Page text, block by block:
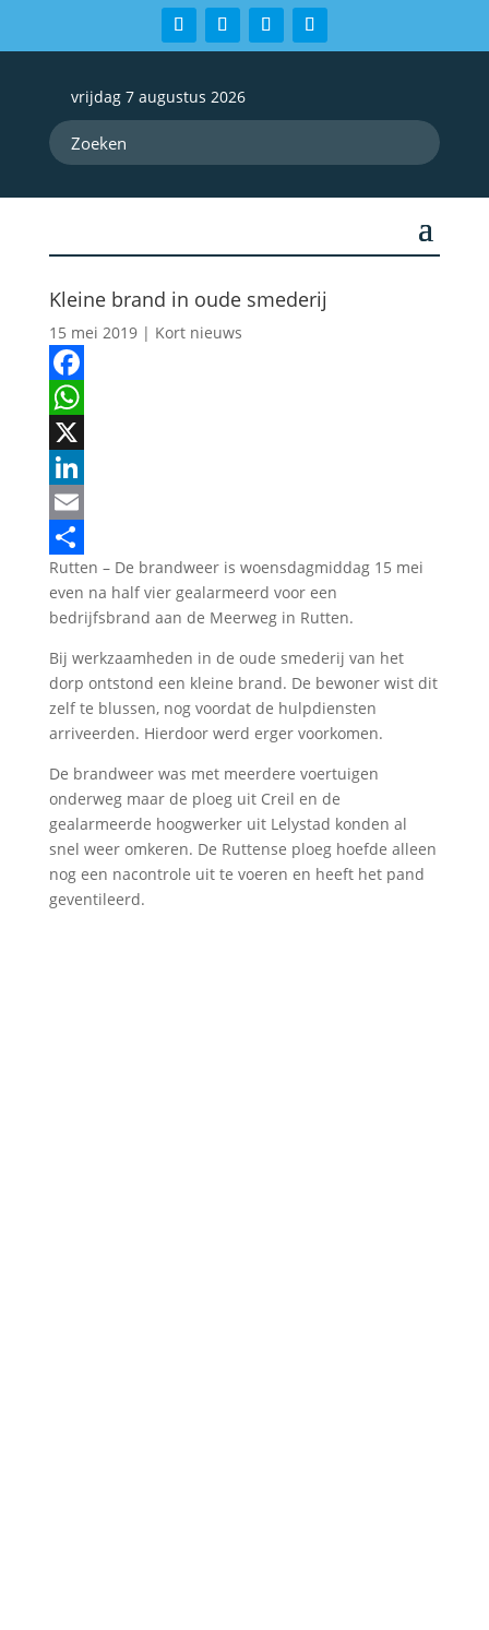
vrijdag 7 augustus 2026
Kleine brand in oude smederij
15 mei 2019| Kort nieuws
Facebook
WhatsApp
X
LinkedIn
Email
Delen
Rutten – De brandweer is woensdagmiddag 15 mei
even na half vier gealarmeerd voor een
bedrijfsbrand aan de Meerweg in Rutten.
Bij werkzaamheden in de oude smederij van het
dorp ontstond een kleine brand. De bewoner wist dit
zelf te blussen, nog voordat de hulpdiensten
arriveerden. Hierdoor werd erger voorkomen.
De brandweer was met meerdere voertuigen
onderweg maar de ploeg uit Creil en de
gealarmeerde hoogwerker uit Lelystad konden al
snel weer omkeren. De Ruttense ploeg hoefde alleen
nog een nacontrole uit te voeren en heeft het pand
geventileerd.